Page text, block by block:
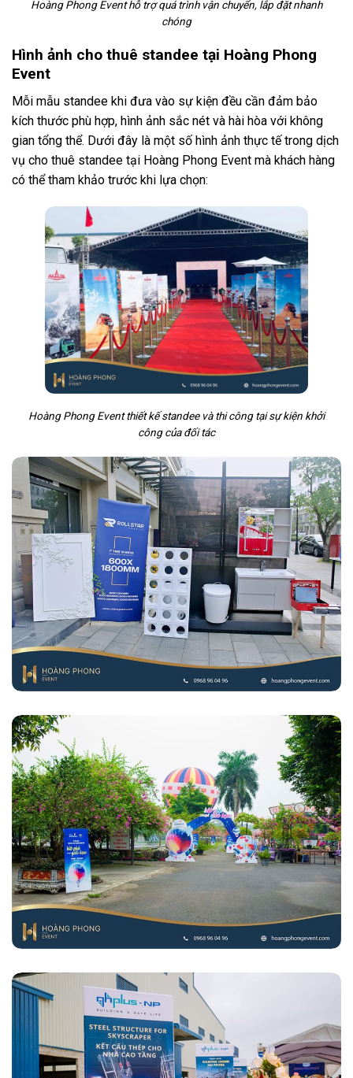
Hoàng Phong Event hỗ trợ quá trình vận chuyển, lắp đặt nhanh
chóng
Hình ảnh cho thuê standee tại Hoàng Phong
Event
Mỗi mẫu standee khi đưa vào sự kiện đều cần đảm bảo
kích thước phù hợp, hình ảnh sắc nét và hài hòa với không
gian tổng thể. Dưới đây là một số hình ảnh thực tế trong dịch
vụ cho thuê standee tại Hoàng Phong Event mà khách hàng
có thể tham khảo trước khi lựa chọn:
Hoàng Phong Event thiết kế standee và thi công tại sự kiện khởi
công của đối tác